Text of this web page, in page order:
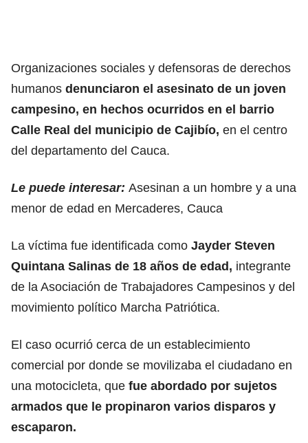
Organizaciones sociales y defensoras de derechos
humanos denunciaron el asesinato de un joven
campesino, en hechos ocurridos en el barrio
Calle Real del municipio de Cajibío, en el centro
del departamento del Cauca.
Le puede interesar: Asesinan a un hombre y a una
menor de edad en Mercaderes, Cauca
La víctima fue identificada como Jayder Steven
Quintana Salinas de 18 años de edad, integrante
de la Asociación de Trabajadores Campesinos y del
movimiento político Marcha Patriótica.
El caso ocurrió cerca de un establecimiento
comercial por donde se movilizaba el ciudadano en
una motocicleta, que fue abordado por sujetos
armados que le propinaron varios disparos y
escaparon.